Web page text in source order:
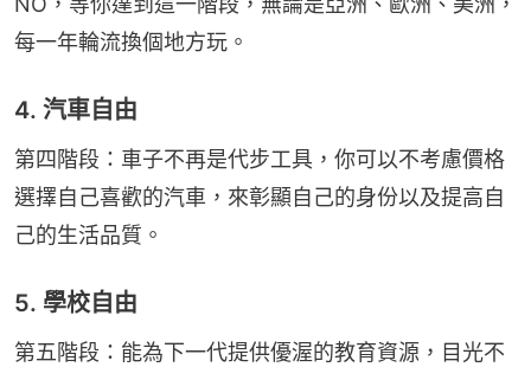
每一年輪流換個地方玩。
4. 汽車自由
第四階段：車子不再是代步工具，你可以不考慮價格
選擇自己喜歡的汽車，來彰顯自己的身份以及提高自
己的生活品質。
5. 學校自由
第五階段：能為下一代提供優渥的教育資源，目光不